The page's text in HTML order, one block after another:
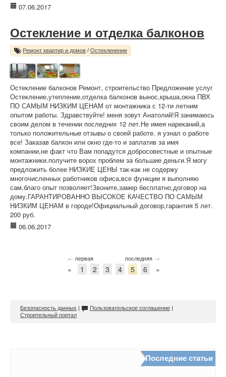
07.06.2017
Остекление и отделка балконов
Ремонт квартир и домов / Остекленение
Остекление балконов Ремонт, строительство Предложение услуг
Остекление,утепление,отделка балконов вынос,крыша,окна ПВХ
ПО САМЫМ НИЗКИМ ЦЕНАМ от монтажника с 12-ти летним
опытом работы. Здравствуйте! меня зовут Анатолий!Я занимаюсь
своим делом в течении последних 12 лет.Не имея нареканий,а
только положительные отзывы о своей работе. я узнал о работе
все! Заказав балкон или окно где-то и заплатив за имя
компании,не факт что Вам попадутся добросовестные и опытные
монтажники.получите ворох проблем за большие деньги.Я могу
предложить более НИЗКИЕ ЦЕНЫ так-как не содержу
многочисленных работников офиса,все функции я выполняю
сам,благо опыт позволяет!Звоните,замер бесплатно,договор на
дому.ГАРАНТИРОВАННО ВЫСОКОЕ КАЧЕСТВО ПО САМЫМ
НИЗКИМ ЦЕНАМ в городе!Официальный договор,гарантия 5 лет.
200 руб.
06.06.2017
← первая последняя →
« 1 2 3 4 5 6 »
Безопасность данных | Пользовательское соглашение |
Строительный портал
Последние статьи